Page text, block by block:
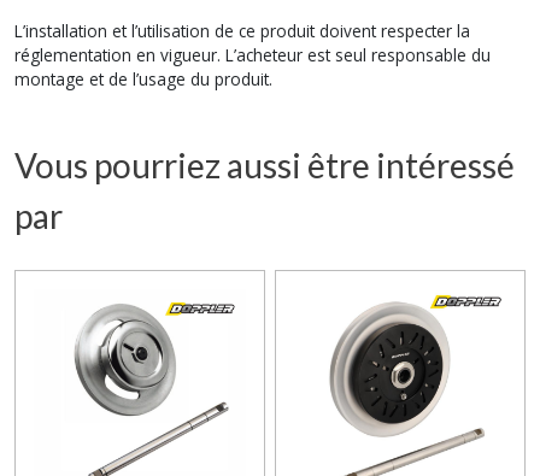
L’installation et l’utilisation de ce produit doivent respecter la
réglementation en vigueur. L’acheteur est seul responsable du
montage et de l’usage du produit.
Vous pourriez aussi être intéressé
par